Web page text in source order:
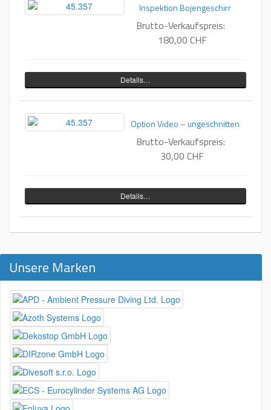
Inspektion Bojengeschirr
Brutto-Verkaufspreis:
180,00 CHF
Details…
Option Video – ungeschnitten
Brutto-Verkaufspreis:
30,00 CHF
Details…
Unsere Marken